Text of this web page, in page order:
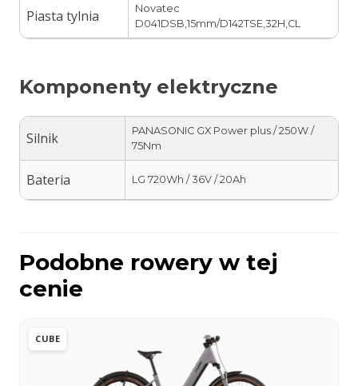
Piasta tylnia
Novatec
D041DSB,15mm/D142TSE,32H,CL
Komponenty elektryczne
Silnik
PANASONIC GX Power plus / 250W /
75Nm
Bateria LG 720Wh / 36V / 20Ah
Podobne rowery w tej
cenie
CUBE